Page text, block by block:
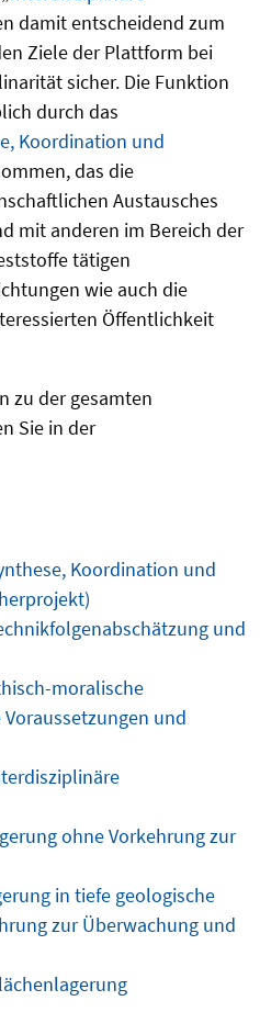
damit entscheidend zum
Ziele der Plattform bei
sicher. Die Funktion
durch das
Koordination und
das die
Austausches
mit anderen im Bereich der
tätigen
wie auch die
Öffentlichkeit
zu der gesamten
Sie in der
Koordination und
und
moralische
und
ohne Vorkehrung zur
in tiefe geologische
zur Überwachung und